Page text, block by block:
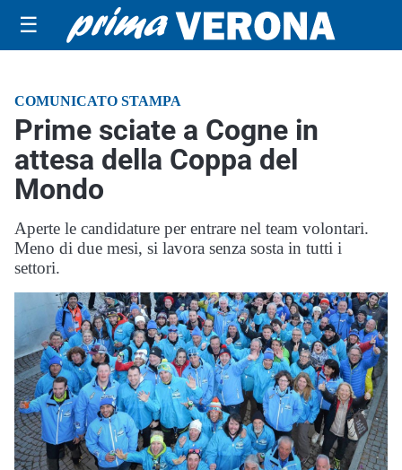
☰
COMUNICATO STAMPA
Prime sciate a Cogne in
attesa della Coppa del
Mondo
Aperte le candidature per entrare nel team volontari.
Meno di due mesi, si lavora senza sosta in tutti i
settori.